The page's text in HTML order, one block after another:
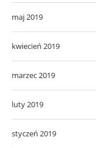
maj 2019
kwiecień 2019
marzec 2019
luty 2019
styczeń 2019